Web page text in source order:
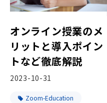
オンライン授業のメ
リットと導入ポイン
トなど徹底解説
2023-10-31
Zoom-Education